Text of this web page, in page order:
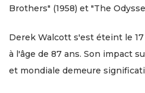
Brothers" (1958) et "The
Derek Walcott s'est éteint le
à l'âge de 87 ans. Son impact
et mondiale demeure